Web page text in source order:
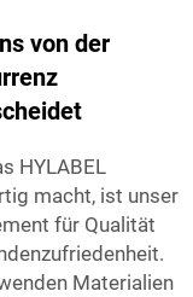
von der
HYLABEL
macht, ist unser
für Qualität
Materialien